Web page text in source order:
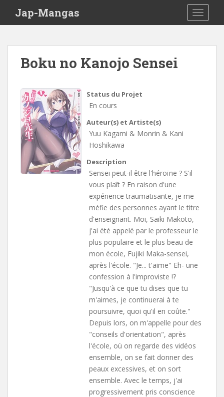
Jap-Mangas
Boku no Kanojo Sensei
Status du Projet
En cours
Auteur(s) et Artiste(s)
Yuu Kagami & Monrin & Kani
Hoshikawa
Description
Sensei peut-il être l'héroïne ? S'il
vous plaît ? En raison d'une
expérience traumatisante, je me
méfie des personnes ayant le titre
d'enseignant. Moi, Saiki Makoto,
j'ai été appelé par le professeur le
plus populaire et le plus beau de
mon école, Fujiki Maka-sensei,
après l'école. "Je... t'aime" Eh- une
confession à l'improviste !?
"Jusqu'à ce que tu dises que tu
m'aimes, je continuerai à te
poursuivre, quoi qu'il en coûte."
Depuis lors, on m'appelle pour des
"conseils d'orientation", après
l'école, où on regarde des vidéos
ensemble, on se fait donner des
peaux excessives, et on sort
ensemble. Avec le temps, j'ai
progressivement pris conscience